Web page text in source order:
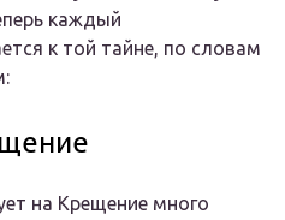
каждый
к той тайне, по словам
на Крещение много